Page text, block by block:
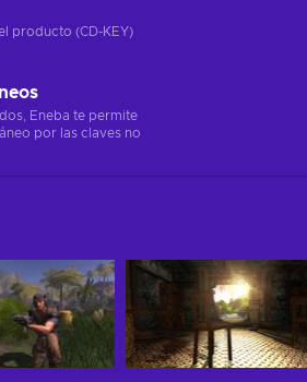
producto (CD-KEY)
Eneba te permite
por las claves no